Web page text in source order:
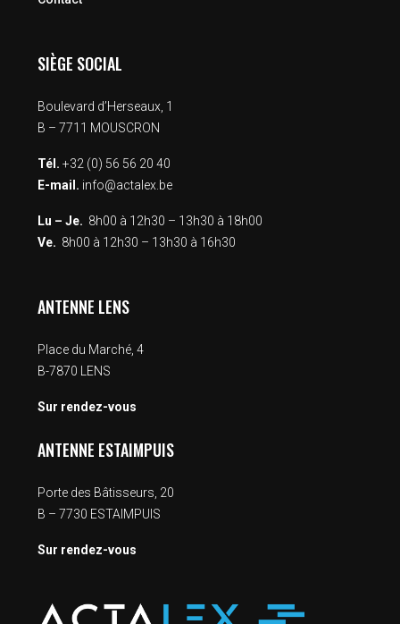
SIÈGE SOCIAL
Boulevard d’Herseaux, 1
B – 7711 MOUSCRON
Tél. +32 (0) 56 56 20 40
E-mail. info@actalex.be
Lu – Je. 8h00 à 12h30 – 13h30 à 18h00
Ve. 8h00 à 12h30 – 13h30 à 16h30
ANTENNE LENS
Place du Marché, 4
B-7870 LENS
Sur rendez-vous
ANTENNE ESTAIMPUIS
Porte des Bâtisseurs, 20
B – 7730 ESTAIMPUIS
Sur rendez-vous